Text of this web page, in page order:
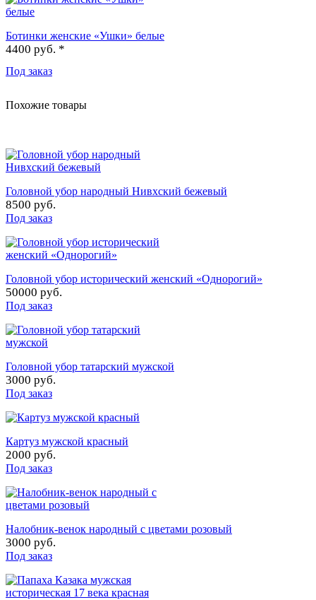
Ботинки женские «Ушки» белые
4400 руб. *
Под заказ
Похожие товары
Головной убор народный Нивхский бежевый
8500 руб.
Под заказ
Головной убор исторический женский «Однорогий»
50000 руб.
Под заказ
Головной убор татарский мужской
3000 руб.
Под заказ
Картуз мужской красный
2000 руб.
Под заказ
Налобник-венок народный с цветами розовый
3000 руб.
Под заказ